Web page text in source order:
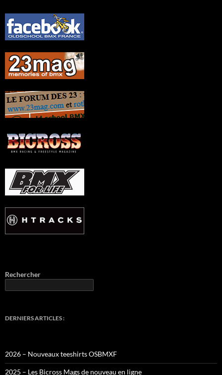
Rechercher
DERNIERS ARTICLES :
2026 – Nouveaux teeshirts OSBMXF
2025 – Les Bicross Mags de nouveau en ligne